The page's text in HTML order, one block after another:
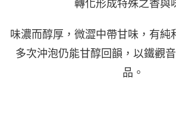
轉化形成特殊之香與
味濃而醇厚，微澀中帶甘味，有純
多次沖泡仍能甘醇回韻， 以鐵觀
品。